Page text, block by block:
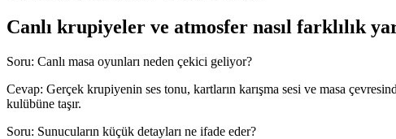
Canlı krupiyeler ve atmosfer nasıl farklılık
Soru: Canlı masa oyunları neden çekici geliyor?
Cevap: Gerçek krupiyenin ses tonu, kartların karışma sesi ve masa
kulübüne taşır.
Soru: Sunucuların küçük detayları ne ifade eder?